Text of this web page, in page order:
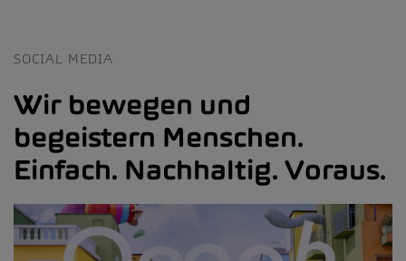
SOCIAL MEDIA
Wir bewegen und
begeistern Menschen.
Einfach. Nachhaltig. Voraus.